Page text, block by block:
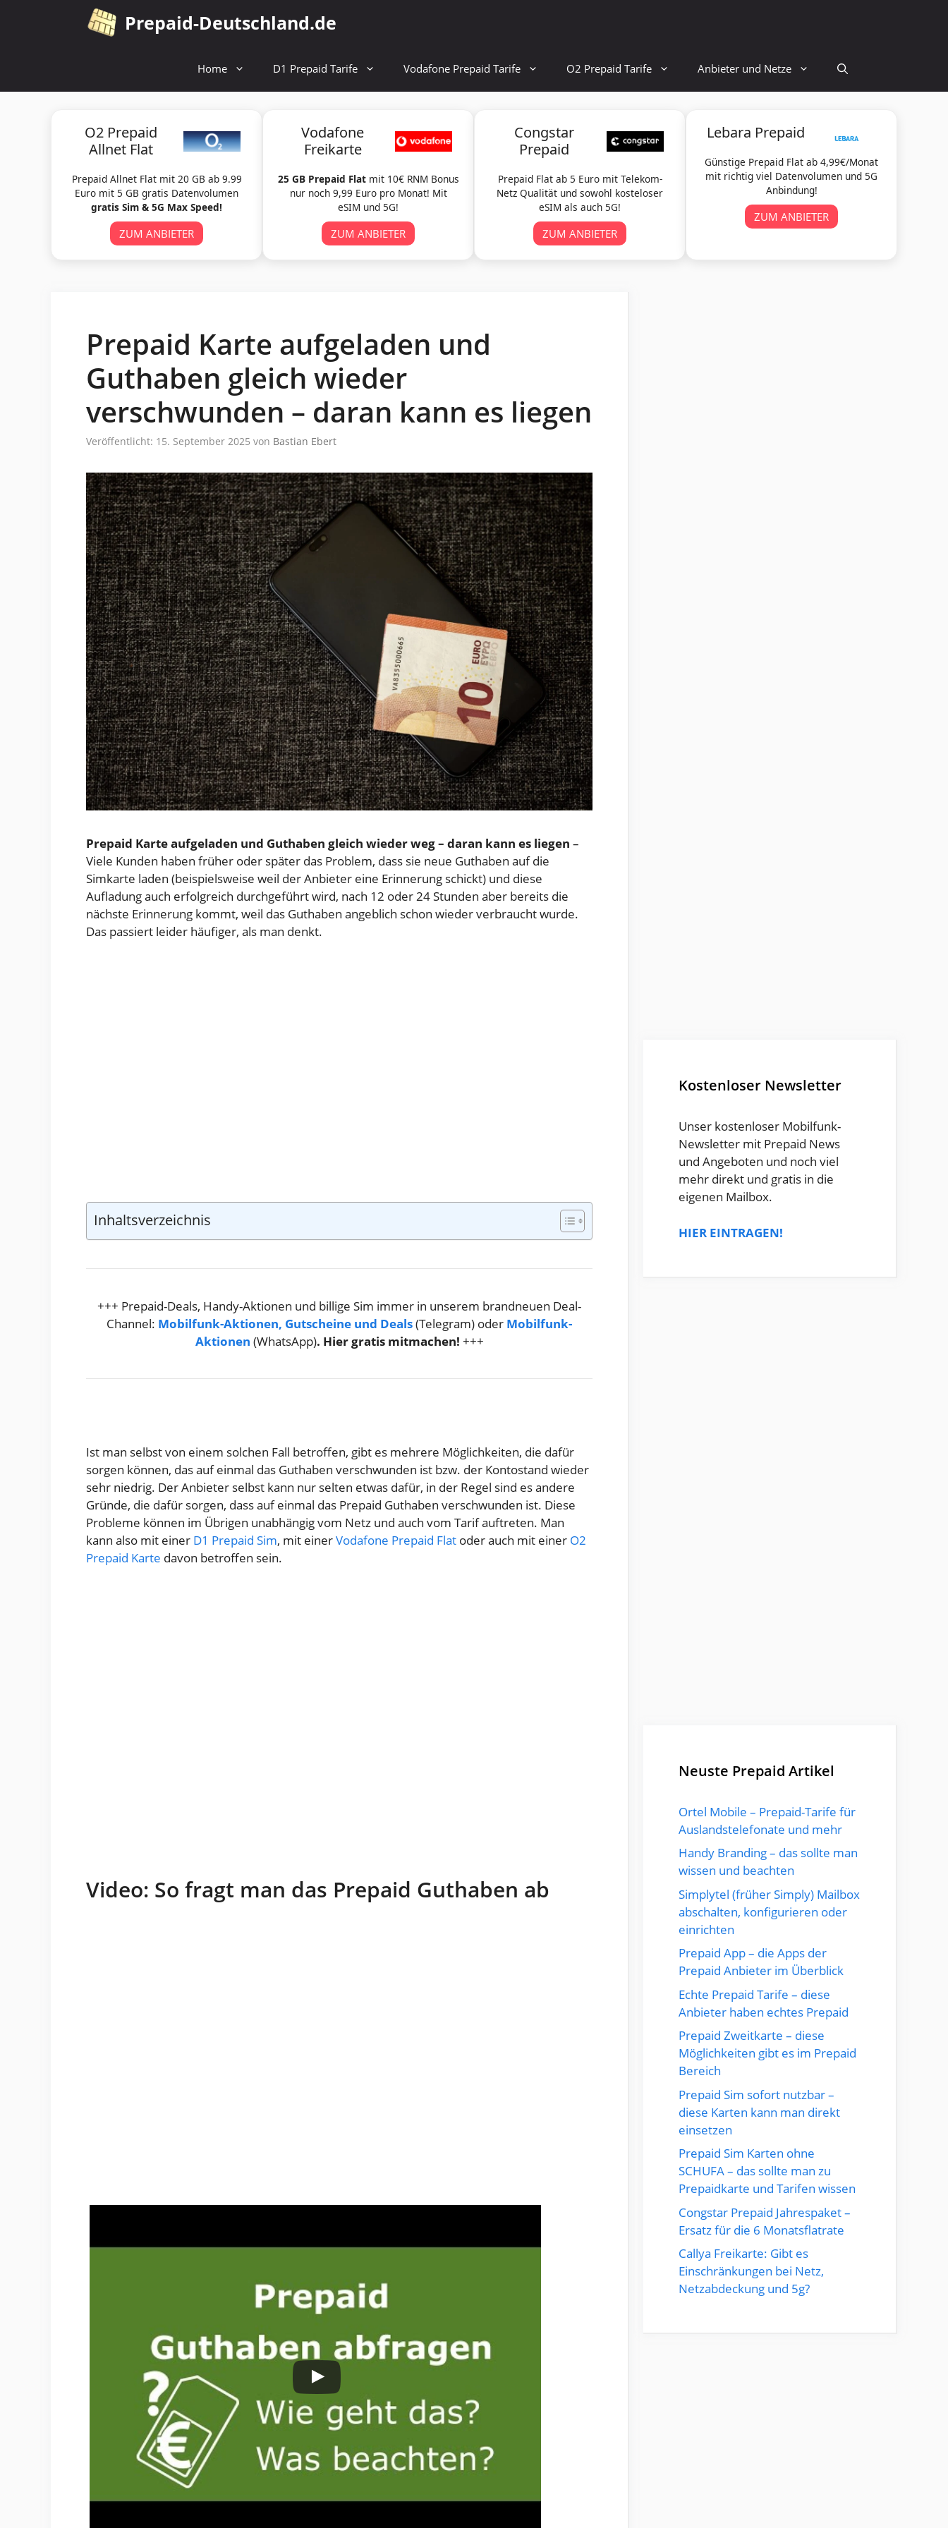
Prepaid-Deutschland.de
Home D1 Prepaid Tarife Vodafone Prepaid Tarife O2 Prepaid Tarife Anbieter und Netze
O2 Prepaid
Allnet Flat
Prepaid Allnet Flat mit 20 GB ab 9.99
Euro mit 5 GB gratis Datenvolumen
gratis Sim & 5G Max Speed!
ZUM ANBIETER
Vodafone
Freikarte
25 GB Prepaid Flatmit 10€ RNM Bonus
nur noch 9,99 Euro pro Monat! Mit
eSIM und 5G!
ZUM ANBIETER
Congstar
Prepaid
Prepaid Flat ab 5 Euro mit Telekom-
Netz Qualität und sowohl kosteloser
eSIM als auch 5G!
ZUM ANBIETER
Lebara Prepaid
Günstige Prepaid Flat ab 4,99€/Monat
mit richtig viel Datenvolumen und 5G
Anbindung!
ZUM ANBIETER
Prepaid Karte aufgeladen und
Guthaben gleich wieder
verschwunden – daran kann es liegen
Veröffentlicht: 15. September 2025 von Bastian Ebert
Prepaid Karte aufgeladen und Guthaben gleich wieder weg – daran kann es liegen –
Viele Kunden haben früher oder später das Problem, dass sie neue Guthaben auf die
Simkarte laden (beispielsweise weil der Anbieter eine Erinnerung schickt) und diese
Aufladung auch erfolgreich durchgeführt wird, nach 12 oder 24 Stunden aber bereits die
nächste Erinnerung kommt, weil das Guthaben angeblich schon wieder verbraucht wurde.
Das passiert leider häufiger, als man denkt.
Inhaltsverzeichnis
+++ Prepaid-Deals, Handy-Aktionen und billige Sim immer in unserem brandneuen Deal-
Channel: Mobilfunk-Aktionen, Gutscheine und Deals(Telegram) oder Mobilfunk-
Aktionen (WhatsApp). Hier gratis mitmachen! +++
Ist man selbst von einem solchen Fall betroffen, gibt es mehrere Möglichkeiten, die dafür
sorgen können, das auf einmal das Guthaben verschwunden ist bzw. der Kontostand wieder
sehr niedrig. Der Anbieter selbst kann nur selten etwas dafür, in der Regel sind es andere
Gründe, die dafür sorgen, dass auf einmal das Prepaid Guthaben verschwunden ist. Diese
Probleme können im Übrigen unabhängig vom Netz und auch vom Tarif auftreten. Man
kann also mit einer D1 Prepaid Sim, mit einerVodafone Prepaid Flat oder auch mit einer O2
Prepaid Karte davon betroffen sein.
Video: So fragt man das Prepaid Guthaben ab
Kostenloser Newsletter
Unser kostenloser Mobilfunk-
Newsletter mit Prepaid News
und Angeboten und noch viel
mehr direkt und gratis in die
eigenen Mailbox.
HIER EINTRAGEN!
Neuste Prepaid Artikel
Ortel Mobile – Prepaid-Tarife für
Auslandstelefonate und mehr
Handy Branding – das sollte man
wissen und beachten
Simplytel (früher Simply) Mailbox
abschalten, konfigurieren oder
einrichten
Prepaid App – die Apps der
Prepaid Anbieter im Überblick
Echte Prepaid Tarife – diese
Anbieter haben echtes Prepaid
Prepaid Zweitkarte – diese
Möglichkeiten gibt es im Prepaid
Bereich
Prepaid Sim sofort nutzbar –
diese Karten kann man direkt
einsetzen
Prepaid Sim Karten ohne
SCHUFA – das sollte man zu
Prepaidkarte und Tarifen wissen
Congstar Prepaid Jahrespaket –
Ersatz für die 6 Monatsflatrate
Callya Freikarte: Gibt es
Einschränkungen bei Netz,
Netzabdeckung und 5g?